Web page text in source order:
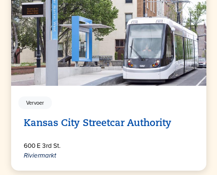
Vervoer
Kansas City Streetcar Authority
600 E 3rd St.
Riviermarkt